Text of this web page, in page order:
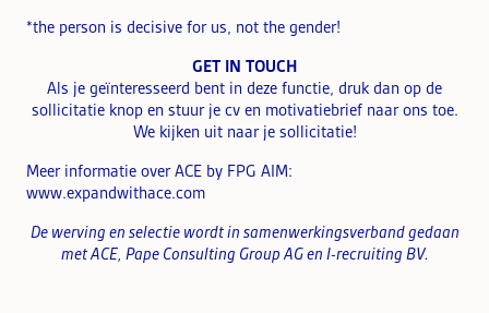
*the person is decisive for us, not the gender!
GET IN TOUCH
Als je geïnteresseerd bent in deze functie, druk dan op de
sollicitatie knop en stuur je cv en motivatiebrief naar ons toe.
We kijken uit naar je sollicitatie!
Meer informatie over ACE by FPG AIM:
www.expandwithace.com
De werving en selectie wordt in samenwerkingsverband gedaan
met ACE, Pape Consulting Group AG en I-recruiting BV.